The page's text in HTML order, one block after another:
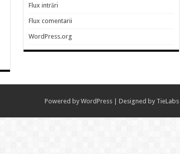
Flux intrări
Flux comentarii
WordPress.org
Powered by WordPress| Designed by TieLabs